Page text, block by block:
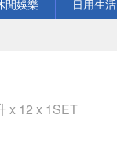
閒娛樂
日用生活
x 12 x 1SET